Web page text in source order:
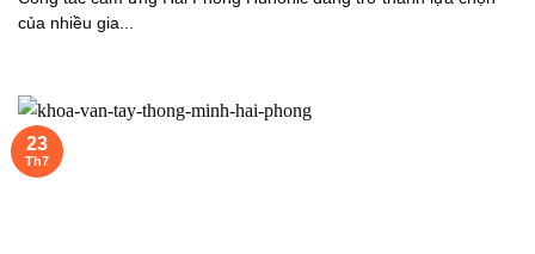
của nhiều gia...
23
Th7